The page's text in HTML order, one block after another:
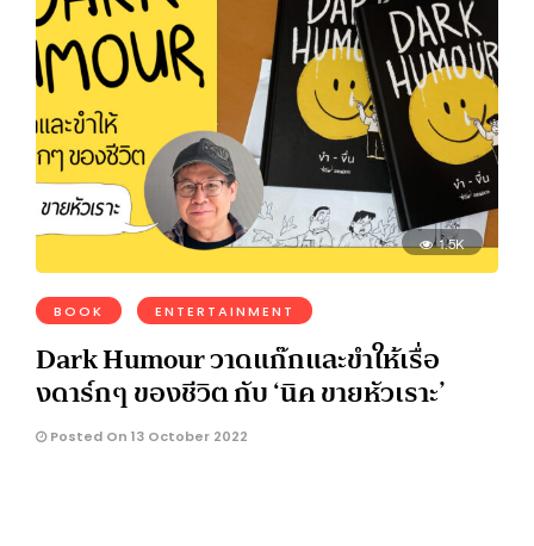
1.5K
BOOK ENTERTAINMENT
Dark Humour วาดแก๊กและขำให้เรื่อ
งดาร์กๆ ของชีวิต กับ ‘นิค ขายหัวเราะ’
Posted On 13 October 2022